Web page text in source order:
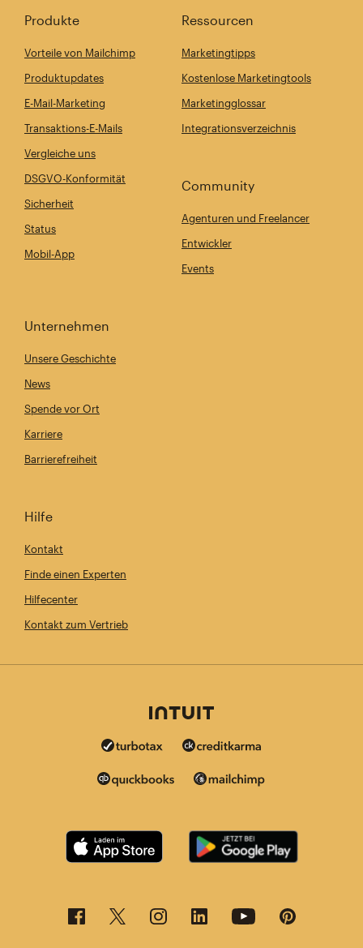
Produkte
Vorteile von Mailchimp
Produktupdates
E-Mail-Marketing
Transaktions-E-Mails
Vergleiche uns
DSGVO-Konformität
Sicherheit
Status
Mobil-App
Ressourcen
Marketingtipps
Kostenlose Marketingtools
Marketingglossar
Integrationsverzeichnis
Community
Agenturen und Freelancer
Entwickler
Events
Unternehmen
Unsere Geschichte
News
Spende vor Ort
Karriere
Barrierefreiheit
Hilfe
Kontakt
Finde einen Experten
Hilfecenter
Kontakt zum Vertrieb